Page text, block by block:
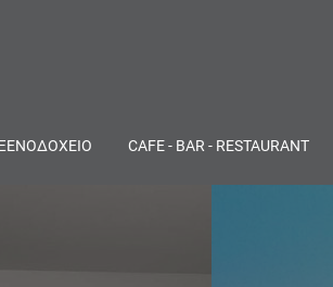
CAFE - BAR - RESTAURANT